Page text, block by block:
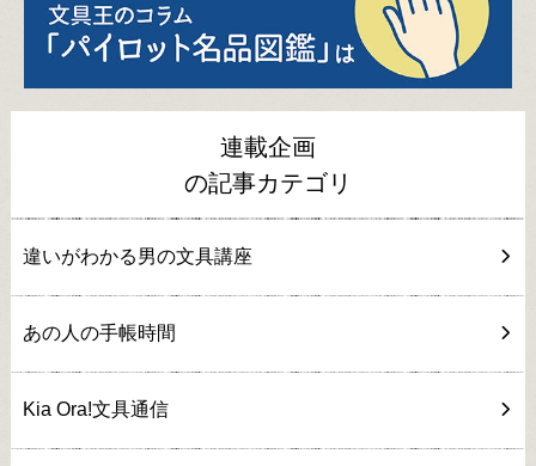
連載企画
の記事カテゴリ
違いがわかる男の文具講座
あの人の手帳時間
Kia Ora!文具通信